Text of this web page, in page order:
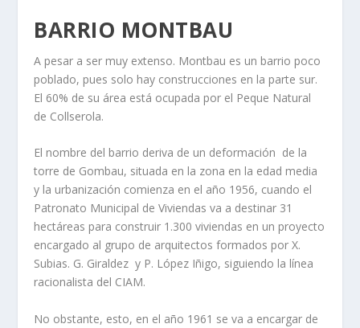
BARRIO MONTBAU
A pesar a ser muy extenso. Montbau es un barrio poco
poblado, pues solo hay construcciones en la parte sur.
El 60% de su área está ocupada por el Peque Natural
de Collserola.
El nombre del barrio deriva de un deformación de la
torre de Gombau, situada en la zona en la edad media
y la urbanización comienza en el año 1956, cuando el
Patronato Municipal de Viviendas va a destinar 31
hectáreas para construir 1.300 viviendas en un proyecto
encargado al grupo de arquitectos formados por X.
Subias. G. Giraldez y P. López Iñigo, siguiendo la línea
racionalista del CIAM.
No obstante, esto, en el año 1961 se va a encargar de